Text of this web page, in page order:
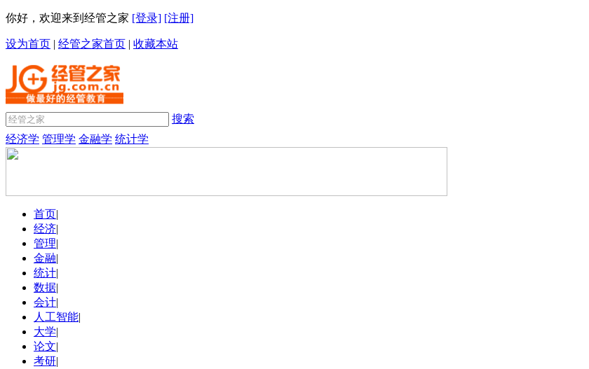
你好，欢迎来到经管之家 [登录] [注册]
设为首页 | 经管之家首页 | 收藏本站
搜索
经济学 管理学 金融学 统计学
首页|
经济|
管理|
金融|
统计|
数据|
会计|
人工智能|
大学|
论文|
考研|